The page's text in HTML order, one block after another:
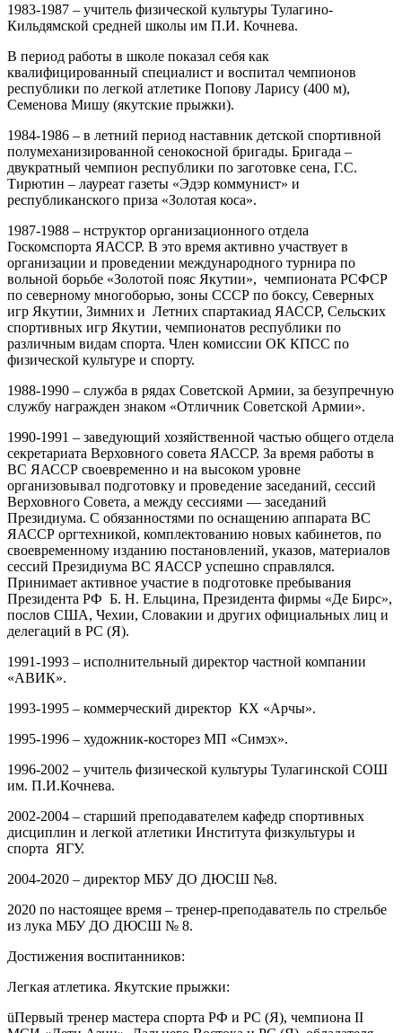
1983-1987 – учитель физической культуры Тулагино-
Кильдямской средней школы им П.И. Кочнева.
В период работы в школе показал себя как
квалифицированный специалист и воспитал чемпионов
республики по легкой атлетике Попову Ларису (400 м),
Семенова Мишу (якутские прыжки).
1984-1986 – в летний период наставник детской спортивной
полумеханизированной сенокосной бригады. Бригада –
двукратный чемпион республики по заготовке сена, Г.С.
Тирютин – лауреат газеты «Эдэр коммунист» и
республиканского приза «Золотая коса».
1987-1988 – нструктор организационного отдела
Госкомспорта ЯАССР. В это время активно участвует в
организации и проведении международного турнира по
вольной борьбе «Золотой пояс Якутии», чемпионата РСФСР
по северному многоборью, зоны СССР по боксу, Северных
игр Якутии, Зимних и Летних спартакиад ЯАССР, Сельских
спортивных игр Якутии, чемпионатов республики по
различным видам спорта. Член комиссии ОК КПСС по
физической культуре и спорту.
1988-1990 – служба в рядах Советской Армии, за безупречную
службу награжден знаком «Отличник Советской Армии».
1990-1991 – заведующий хозяйственной частью общего отдела
секретариата Верховного совета ЯАССР. За время работы в
ВС ЯАССР своевременно и на высоком уровне
организовывал подготовку и проведение заседаний, сессий
Верховного Совета, а между сессиями — заседаний
Президиума. С обязанностями по оснащению аппарата ВС
ЯАССР оргтехникой, комплектованию новых кабинетов, по
своевременному изданию постановлений, указов, материалов
сессий Президиума ВС ЯАССР успешно справлялся.
Принимает активное участие в подготовке пребывания
Президента РФ Б. Н. Ельцина, Президента фирмы «Де Бирс»,
послов США, Чехии, Словакии и других официальных лиц и
делегаций в РС (Я).
1991-1993 – исполнительный директор частной компании
«АВИК».
1993-1995 – коммерческий директор КХ «Арчы».
1995-1996 – художник-косторез МП «Симэх».
1996-2002 – учитель физической культуры Тулагинской СОШ
им. П.И.Кочнева.
2002-2004 – старший преподавателем кафедр спортивных
дисциплин и легкой атлетики Института физкультуры и
спорта ЯГУ.
2004-2020 – директор МБУ ДО ДЮСШ №8.
2020 по настоящее время – тренер-преподаватель по стрельбе
из лука МБУ ДО ДЮСШ № 8.
Достижения воспитанников:
Легкая атлетика. Якутские прыжки:
üПервый тренер мастера спорта РФ и РС (Я), чемпиона II